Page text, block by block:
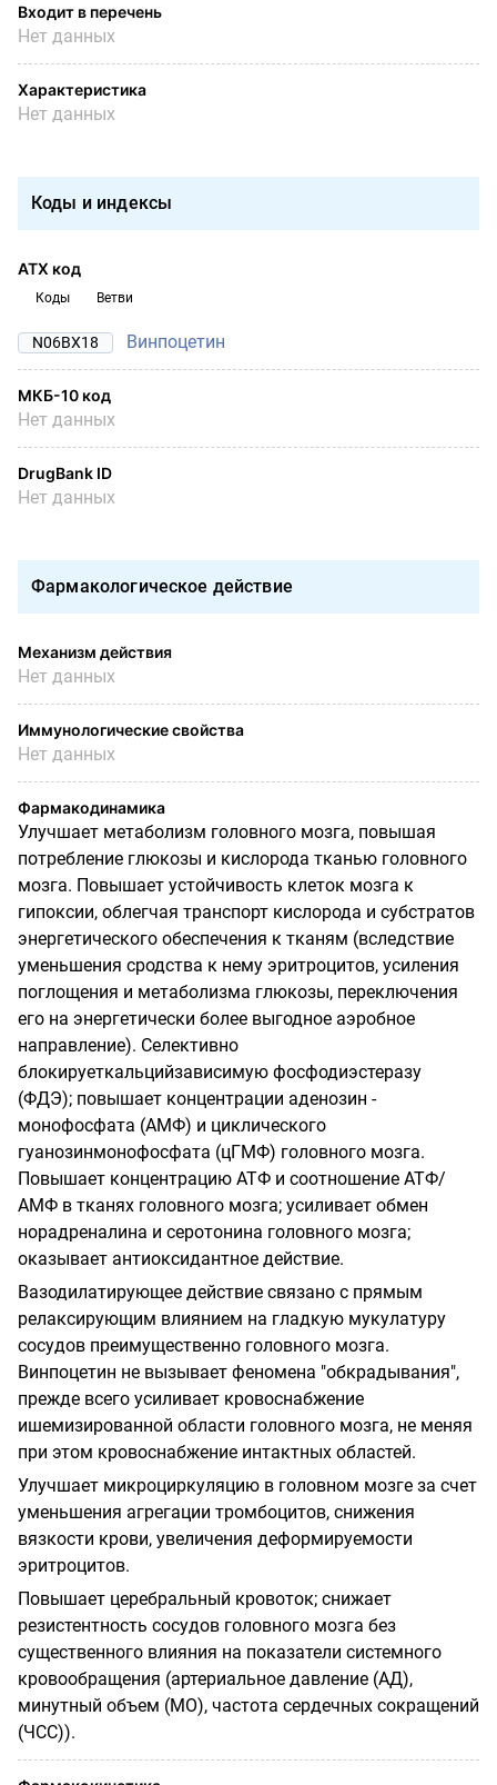
Входит в перечень
Нет данных
Характеристика
Нет данных
Коды и индексы
АТХ код
Коды Ветви
N06BX18 Винпоцетин
МКБ-10 код
Нет данных
DrugBank ID
Нет данных
Фармакологическое действие
Механизм действия
Нет данных
Иммунологические свойства
Нет данных
Фармакодинамика
Улучшает метаболизм головного мозга, повышая
потребление глюкозы и кислорода тканью головного
мозга. Повышает устойчивость клеток мозга к
гипоксии, облегчая транспорт кислорода и субстратов
энергетического обеспечения к тканям (вследствие
уменьшения сродства к нему эритроцитов, усиления
поглощения и метаболизма глюкозы, переключения
его на энергетически более выгодное аэробное
направление). Селективно
блокируеткальцийзависимую фосфодиэстеразу
(ФДЭ); повышает концентрации аденозин -
монофосфата (АМФ) и циклического
гуанозинмонофосфата (цГМФ) головного мозга.
Повышает концентрацию АТФ и соотношение АТФ/
АМФ в тканях головного мозга; усиливает обмен
норадреналина и серотонина головного мозга;
оказывает антиоксидантное действие.
Вазодилатирующее действие связано с прямым
релаксирующим влиянием на гладкую мукулатуру
сосудов преимущественно головного мозга.
Винпоцетин не вызывает феномена "обкрадывания",
прежде всего усиливает кровоснабжение
ишемизированной области головного мозга, не меняя
при этом кровоснабжение интактных областей.
Улучшает микроциркуляцию в головном мозге за счет
уменьшения агрегации тромбоцитов, снижения
вязкости крови, увеличения деформируемости
эритроцитов.
Повышает церебральный кровоток; снижает
резистентность сосудов головного мозга без
существенного влияния на показатели системного
кровообращения (артериальное давление (АД),
минутный объем (МО), частота сердечных сокращений
(ЧСС)).